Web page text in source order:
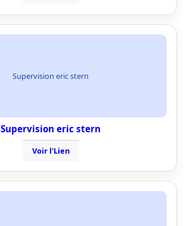
Supervision eric stern
Supervision eric stern
Voir l'Lien